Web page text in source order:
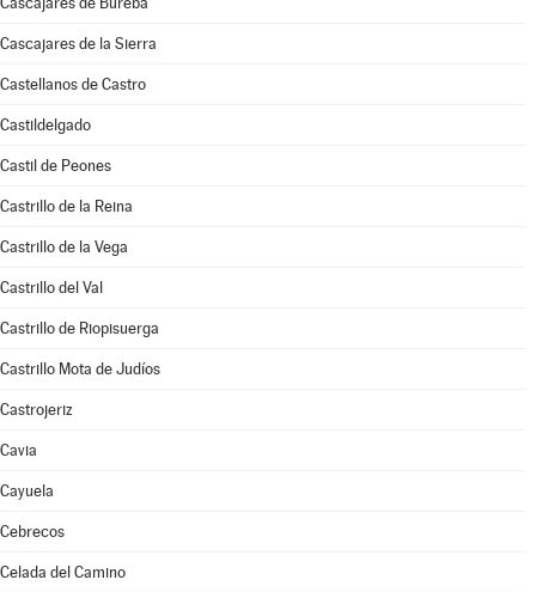
Cascajares de la Sierra
Castellanos de Castro
Castildelgado
Castil de Peones
Castrillo de la Reina
Castrillo de la Vega
Castrillo del Val
Castrillo de Riopisuerga
Castrillo Mota de Judíos
Castrojeriz
Cavia
Cayuela
Cebrecos
Celada del Camino